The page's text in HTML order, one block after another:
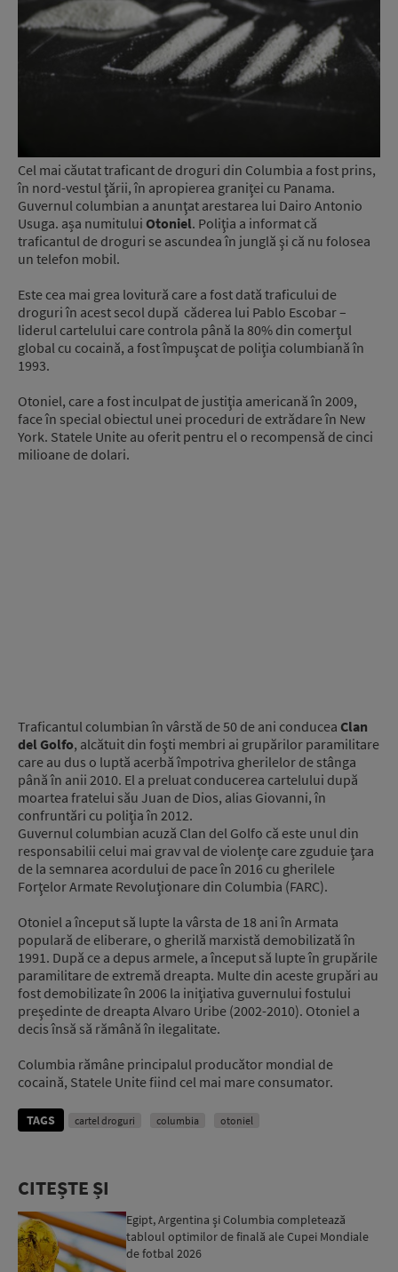
Cel mai căutat traficant de droguri din Columbia a fost prins,
în nord-vestul ţării, în apropierea graniţei cu Panama.
Guvernul columbian a anunţat arestarea lui Dairo Antonio
Usuga. așa numitului Otoniel. Poliţia a informat că
traficantul de droguri se ascundea în junglă şi că nu folosea
un telefon mobil.
Este cea mai grea lovitură care a fost dată traficului de
droguri în acest secol după căderea lui Pablo Escobar –
liderul cartelului care controla până la 80% din comerţul
global cu cocaină, a fost împuşcat de poliţia columbiană în
1993.
Otoniel, care a fost inculpat de justiţia americană în 2009,
face în special obiectul unei proceduri de extrădare în New
York. Statele Unite au oferit pentru el o recompensă de cinci
milioane de dolari.
Traficantul columbian în vârstă de 50 de ani conducea Clan
del Golfo, alcătuit din foşti membri ai grupărilor paramilitare
care au dus o luptă acerbă împotriva gherilelor de stânga
până în anii 2010. El a preluat conducerea cartelului după
moartea fratelui său Juan de Dios, alias Giovanni, în
confruntări cu poliţia în 2012.
Guvernul columbian acuză Clan del Golfo că este unul din
responsabilii celui mai grav val de violenţe care zguduie ţara
de la semnarea acordului de pace în 2016 cu gherilele
Forţelor Armate Revoluţionare din Columbia (FARC).
Otoniel a început să lupte la vârsta de 18 ani în Armata
populară de eliberare, o gherilă marxistă demobilizată în
1991. După ce a depus armele, a început să lupte în grupările
paramilitare de extremă dreapta. Multe din aceste grupări au
fost demobilizate în 2006 la iniţiativa guvernului fostului
preşedinte de dreapta Alvaro Uribe (2002-2010). Otoniel a
decis însă să rămână în ilegalitate.
Columbia rămâne principalul producător mondial de
cocaină, Statele Unite fiind cel mai mare consumator.
TAGS cartel droguri columbia otoniel
CITEȘTE ȘI
Egipt, Argentina şi Columbia completează
tabloul optimilor de finală ale Cupei Mondiale
de fotbal 2026